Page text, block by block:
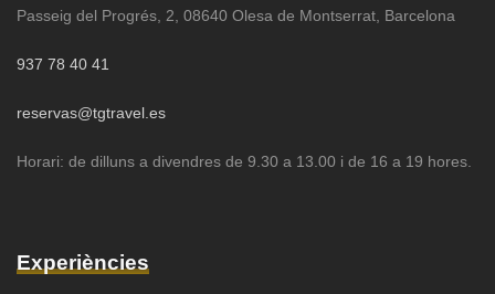
Passeig del Progrés, 2, 08640 Olesa de Montserrat, Barcelona
937 78 40 41
reservas@tgtravel.es
Horari: de dilluns a divendres de 9.30 a 13.00 i de 16 a 19 hores.
Experiències